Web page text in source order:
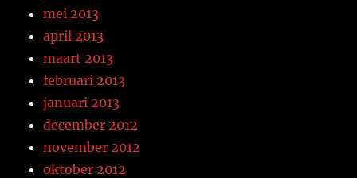
mei 2013
april 2013
maart 2013
februari 2013
januari 2013
december 2012
november 2012
oktober 2012